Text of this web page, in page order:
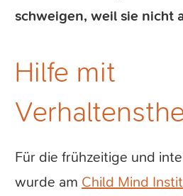
schweigen, weil sie nicht
Hilfe mit
Für die frühzeitige und
wurde am Child Mind